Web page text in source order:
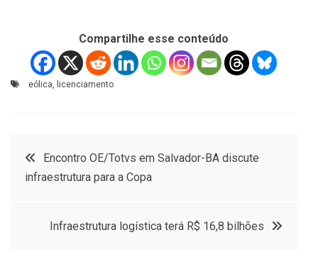
Compartilhe esse conteúdo
eólica, licenciamento
Navegação
Post
Encontro OE/Totvs em Salvador-BA discute
infraestrutura para a Copa
Infraestrutura logística terá R$ 16,8 bilhões